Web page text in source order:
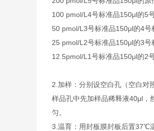
100 pmol/L 4号标准品150μl的5
50 pmol/L 3号标准品150μl的4号
25 pmol/L 2号标准品150μl的3号
12.5pmol/L 1号标准品150μl的2
2. 加样：分别设空白孔（空白对
样品孔中先加样品稀释液40μl，
匀。
3. 温育：用封板膜封板后置37℃